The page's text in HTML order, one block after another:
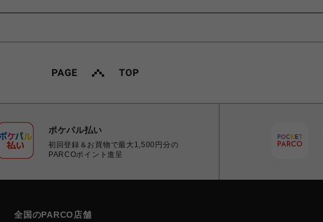
ポケパル払い
初回登録＆お買物で最大1,500円分の
PARCOポイント進呈
全国のPARCO店舗